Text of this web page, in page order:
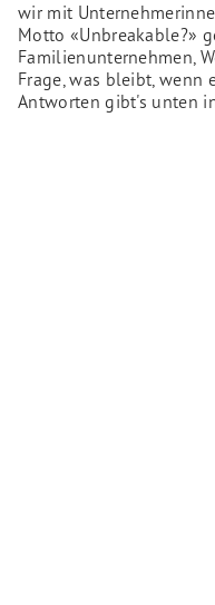
wir mit
Motto «Unbreakable?»
Familienunternehmen,
Frage, was bleibt, wenn
Antworten gibt's unten